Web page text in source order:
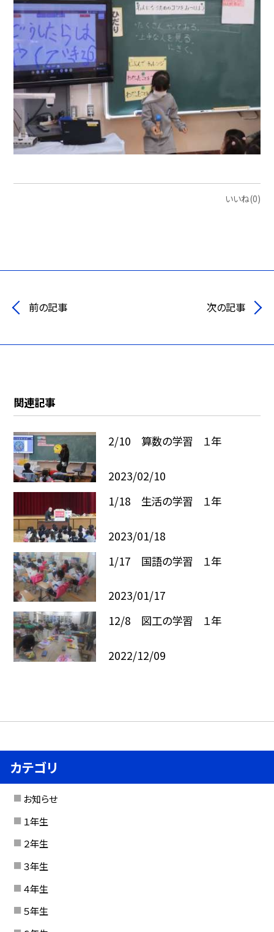
いいね(0)
前の記事 次の記事
関連記事
2/10 算数の学習 １年
2023/02/10
1/18 生活の学習 １年
2023/01/18
1/17 国語の学習 １年
2023/01/17
12/8 図工の学習 １年
2022/12/09
カテゴリ
お知らせ
１年生
２年生
３年生
４年生
５年生